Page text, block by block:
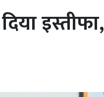
इस्तीफा,